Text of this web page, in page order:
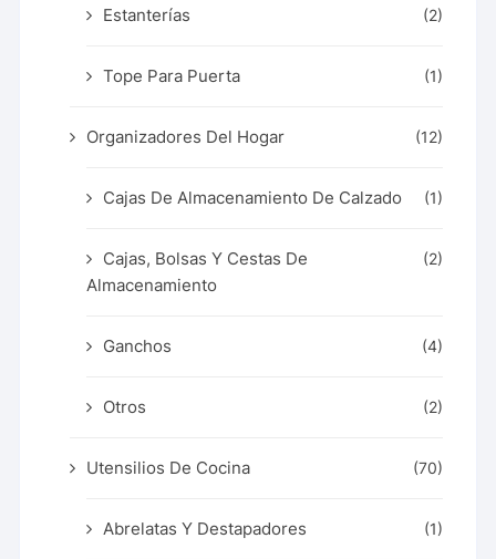
Estanterías (2)
Tope Para Puerta (1)
Organizadores Del Hogar (12)
Cajas De Almacenamiento De Calzado (1)
Cajas, Bolsas Y Cestas De
Almacenamiento
(2)
Ganchos (4)
Otros (2)
Utensilios De Cocina (70)
Abrelatas Y Destapadores (1)